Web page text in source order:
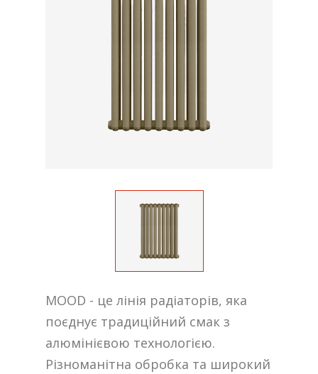
MOOD - це лінія радіаторів, яка
поєднує традиційний смак з
алюмінієвою технологією.
Різноманітна обробка та широкий